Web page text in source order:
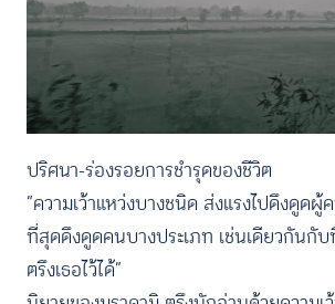
ปริศนา-ร่องรอยการชำรุดของชีวิต
“ความเว้าแหว่งบางชนิด ส่งแรงไปดึงดูด
ที่สุดดึงดูดคนบางประเภท เช่นเดียวกันกั
ตรึงเธอไว้ได้”